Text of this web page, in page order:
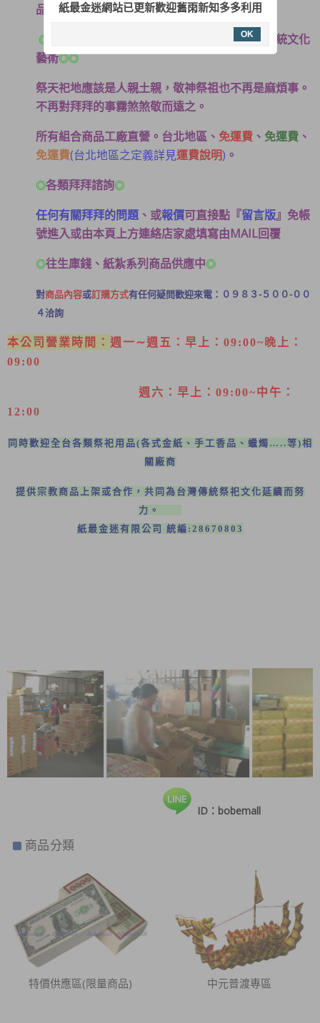
品、蠟燭工廠直營批發
◎◎
堅持台灣人用台灣香、台灣紙、延續台灣傳統文化
藝術◎◎
祭天祀地應該是人親土親，敬神祭祖也不再是麻煩事。
不再對拜拜的事霧煞煞敬而遠之。
所有組合商品工廠直營。台北地區、 免運費 、 免運費 、
免運費(台北地區之定義詳見運費說明) 。
◎各類拜拜諮詢◎
任何有關拜拜的問題 、或報價可直接點 『留言版』免帳
號進入或由本頁上方連絡店家處填寫由MAIL回覆
◎往生庫錢、紙紮系列商品供應中◎
對商品內容或訂購方式有任何疑問歡迎來電：０９８３-５００-００
４洽詢
本公司營業時間： 週一∼週五：早上：09:00~晚上：
09:00
週六：早上：09:00~中午：
12:00
同時歡迎全台各類祭祀用品(各式金紙、手工香品、蠟燭 …..等)相
關廠商
提供宗教商品上架或合作 ，共同為台灣傳統祭祀文化延續而努
力 。
紙最金迷有限公司 統編:28670803
ID：bobemall
商品分類
特價供應區(限量商品) 中元普渡專區
紙最金迷網站已更新歡迎舊雨新知多多利用
OK